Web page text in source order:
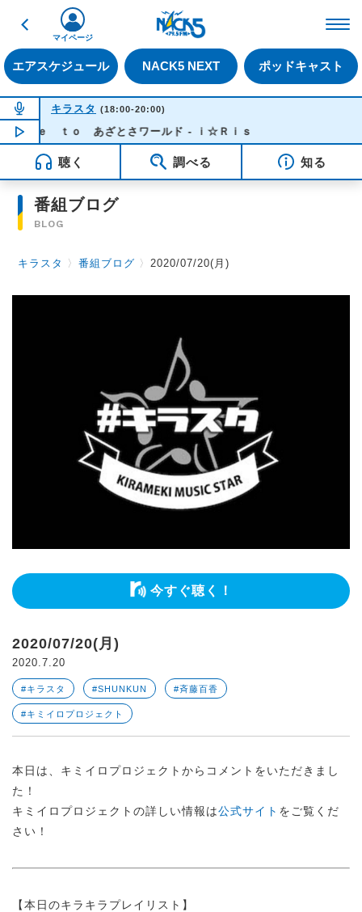
戻る
エアスケジュール NACK5 NEXT ポッドキャスト
マイページ
NOW ON AIR
キラスタ (18:00-20:00)
NOW PLAYING18:00
ｍｅ ｔｏ あざとさワールド - ｉ☆Ｒｉｓ
聴く 調べる 知る
番組ブログ
BLOG
キラスタ 〉番組ブログ 〉2020/07/20(月)
今すぐ聴く！
2020/07/20(月)
2020.7.20
#キラスタ #SHUNKUN #斉藤百香
#キミイロプロジェクト
本日は、キミイロプロジェクトからコメントをいただきまし
た！
キミイロプロジェクトの詳しい情報は公式サイト をご覧くだ
さい！
【本日のキラキラプレイリスト】